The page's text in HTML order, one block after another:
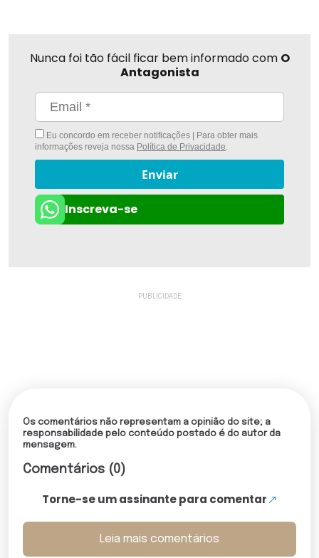
Nunca foi tão fácil ficar bem informado com O
Antagonista
Eu concordo em receber notificações | Para obter mais
informações reveja nossa Política de Privacidade.
Enviar
Inscreva-se
Os comentários não representam a opinião do site; a
responsabilidade pelo conteúdo postado é do autor da
mensagem.
Comentários (0)
Torne-se um assinante para comentar
Leia mais comentários